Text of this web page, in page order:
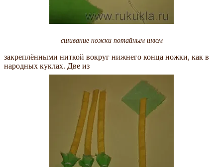
сшивание ножки потайным швом
закреплёнными ниткой вокруг нижнего конца ножки, как в
народных куклах. Две из